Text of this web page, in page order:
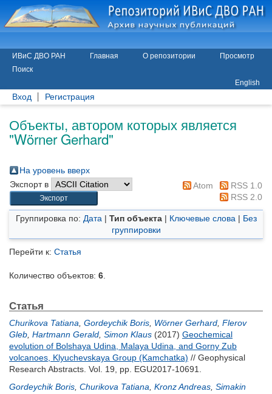
ИВиС ДВО РАН Главная О репозитории
Просмотр
Поиск
English
Вход Регистрация
Объекты, автором которых является
"Wörner Gerhard"
На уровень вверх
Экспорт в
Atom
RSS 1.0
RSS 2.0
Группировка по: Дата | Тип объекта| Ключевые слова | Без
группировки
Перейти к: Статья
Количество объектов: 6
Статья
Churikova Tatiana Gordeychik Boris Wörner Gerhard Flerov
Gleb Hartmann Gerald Simon Klaus (2017) Geochemical
evolution of Bolshaya Udina, Malaya Udina, and Gorny Zub
volcanoes, Klyuchevskaya Group (Kamchatka) // Geophysical
Research Abstracts. Vol. 19, pp. EGU2017-10691.
Gordeychik Boris Churikova Tatiana Kronz Andreas Simakin